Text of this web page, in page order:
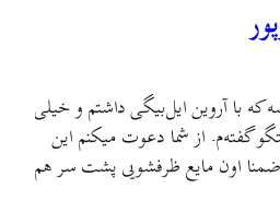
که با آروین ایل‌بیگی داشتم و خیلی
گفته‌م. از شما دعوت میکنم این
ضمنا اون مایع ظرفشویی پشت سر هم